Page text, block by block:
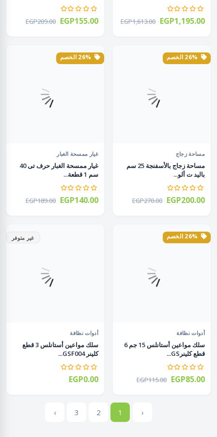
EGP1,613.00 EGP1,195.00
EGP209.00 EGP155.00
مساحة زجاج
مساحة زجاج بالأسفنجة 25 سم
باليد ت ألو...
EGP270.00 EGP200.00
غيار ممسحة الغبار
غيار ممسحة الغبار حرف تى 40
سم 1 قطعة...
EGP189.00 EGP140.00
أدوات نظافة
سلك مواعين أستانلس 15 جم 6
قطع كلينرGS...
EGP115.00 EGP85.00
غير متوفر
أدوات نظافة
سلك مواعين أستانلس 3 قطع
كلينر GSF004...
EGP0.00
‹
1
2
3
›